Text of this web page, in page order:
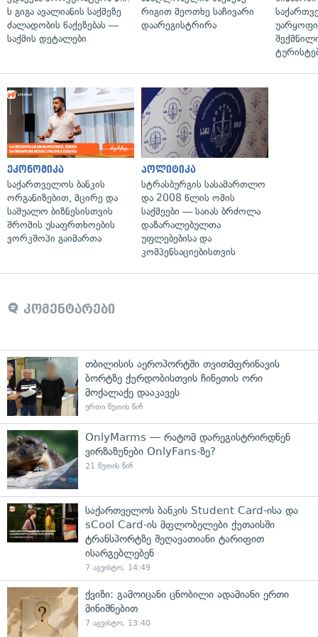
ს გიგა ავალიანის საქმეზე
ძალადობის წაქეზებას —
საქმის დეტალები
რიგით მეოთხე საჩივარი
დაარეგისტრირა
ეკონომიკა
საქართველოს ბანკის
ორგანიზებით, მცირე და
საშუალო ბიზნესისთვის
შრომის უსაფრთხოების
ვორკშოპი გაიმართა
პოლიტიკა
სტრასბურგის სასამართლო
და 2008 წლის ომის
საქმეები — საიას ბრძოლა
დაზარალებულთა
უფლებებისა და
კომპენსაციებისთვის
კომენტარები
თბილისის აეროპორტში თვითმფრინავის
ბორტზე ქურდობისთვის ჩინეთის ორი
მოქალაქე დააკავეს
ერთი წუთის წინ
OnlyMarms — რატომ დარეგისტრირდნენ
ვირზაზუნები OnlyFans-ზე?
21 წუთის წინ
საქართველოს ბანკის Student Card-ისა და
sCool Card-ის მფლობელები ქუთაისში
ტრანსპორტზე შეღავათიანი ტარიფით
ისარგებლებენ
7 აგვისტო, 14:49
ქვიზი: გამოიცანი ცნობილი ადამიანი ერთი
მინიშნებით
7 აგვისტო, 13:40